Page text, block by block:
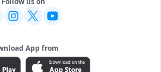
App from